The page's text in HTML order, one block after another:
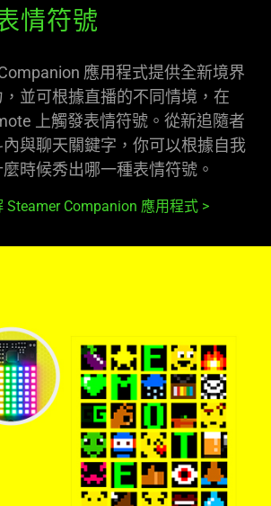
情符號
應用程式提供全新境界
並可根據直播的不同情境，在
上觸發表情符號。從新追隨者
與聊天關鍵字，你可以根據自我
時候秀出哪一種表情符號。
Steamer Companion 應用程式